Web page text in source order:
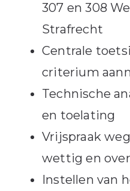
307 en 308
Strafrecht
Centrale
criterium
Technische
en toelating
Vrijspraak
wettig en
Instellen van